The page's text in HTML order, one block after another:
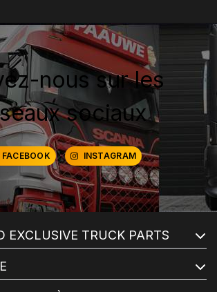
nous sur les
sociaux
FACEBOOK INSTAGRAM
EXCLUSIVE TRUCK PARTS